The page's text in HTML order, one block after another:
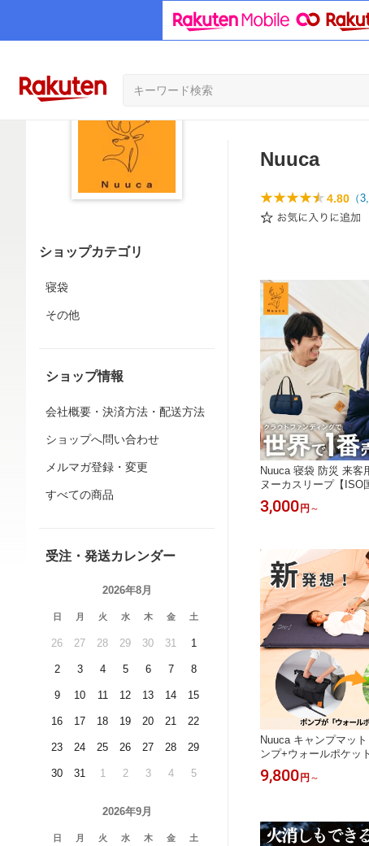
ショップカテゴリ
寝袋
その他
ショップ情報
会社概要・決済方法・配送方法
ショップへ問い合わせ
メルマガ登録・変更
すべての商品
受注・発送カレンダー
2026年8月
日 月 火 水 木 金 土
26 27 28 29 30 31 1
2 3 4 5 6 7 8
9 10 11 12 13 14 15
16 17 18 19 20 21 22
23 24 25 26 27 28 29
30 31 1 2 3 4 5
2026年9月
日 月 火 水 木 金 土
Nuuca
4.80 （
Nuuca 寝袋 防災 来客
ヌーカスリープ【ISO
0℃】 北欧デザイン シ
シーズン 春用 秋用 冬
ン 車中泊 仮眠 夜勤
袋単体
3,000 円 ～
Nuuca キャンプマッ
ンプ+ウォールポケッ
用 布団セット ヒュッ
ザイン 来客布団 布団
省
9,800 円 ～